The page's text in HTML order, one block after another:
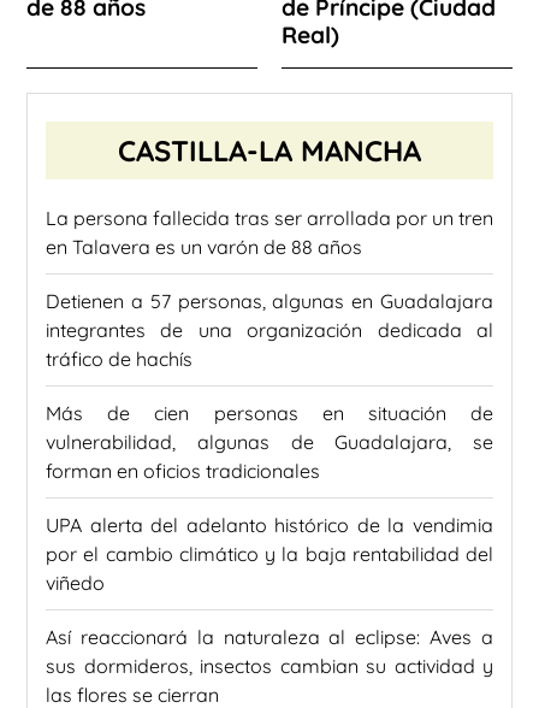
de 88 años
de Príncipe (Ciudad
Real)
CASTILLA-LA MANCHA
La persona fallecida tras ser arrollada por un tren
en Talavera es un varón de 88 años
Detienen a 57 personas, algunas en Guadalajara
integrantes de una organización dedicada al
tráfico de hachís
Más de cien personas en situación de
vulnerabilidad, algunas de Guadalajara, se
forman en oficios tradicionales
UPA alerta del adelanto histórico de la vendimia
por el cambio climático y la baja rentabilidad del
viñedo
Así reaccionará la naturaleza al eclipse: Aves a
sus dormideros, insectos cambian su actividad y
las flores se cierran